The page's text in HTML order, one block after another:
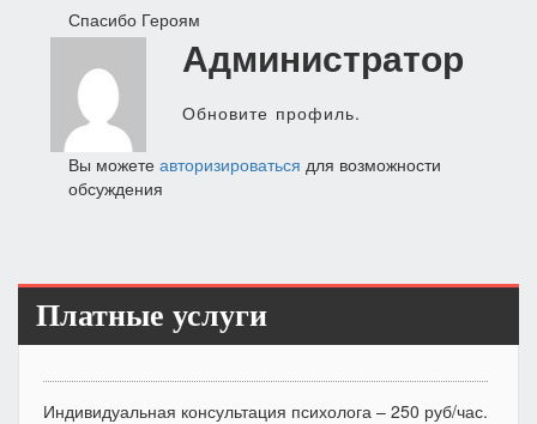
Навигация
по
записям
Спасибо Героям
Администратор
Обновите профиль.
Вы можете авторизироваться для возможности
обсуждения
Платные услуги
Индивидуальная консультация психолога – 250 руб/час.